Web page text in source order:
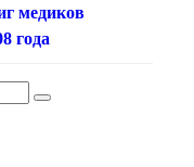
медиков
года